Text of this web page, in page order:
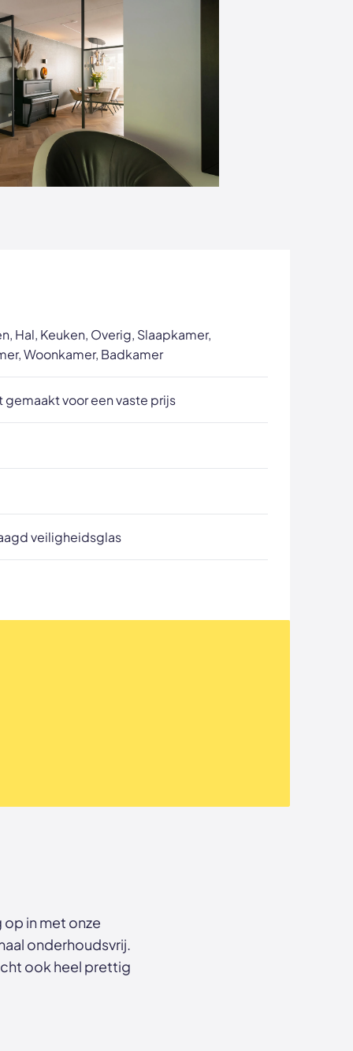
Hal, Keuken, Overig, Slaapkamer,
Woonkamer, Badkamer
gemaakt voor een vaste prijs
veiligheidsglas
op in met onze
onderhoudsvrij.
ook heel prettig